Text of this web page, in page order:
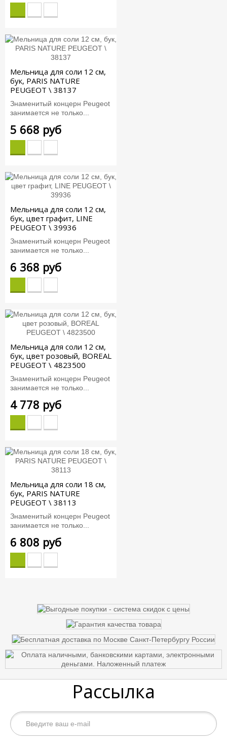
Мельница для соли 12 см,
бук, PARIS NATURE
PEUGEOT \ 38137
Знаменитый концерн Peugeot
занимается не только...
5 668 руб
Мельница для соли 12 см,
бук, цвет графит, LINE
PEUGEOT \ 39936
Знаменитый концерн Peugeot
занимается не только...
6 368 руб
Мельница для соли 12 см,
бук, цвет розовый, BOREAL
PEUGEOT \ 4823500
Знаменитый концерн Peugeot
занимается не только...
4 778 руб
Мельница для соли 18 см,
бук, PARIS NATURE
PEUGEOT \ 38113
Знаменитый концерн Peugeot
занимается не только...
6 808 руб
Рассылка